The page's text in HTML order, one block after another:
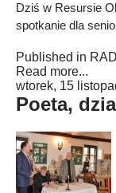
Dziś w Resursie
spotkanie dla
Published in
Read more...
wtorek, 15
Poeta,